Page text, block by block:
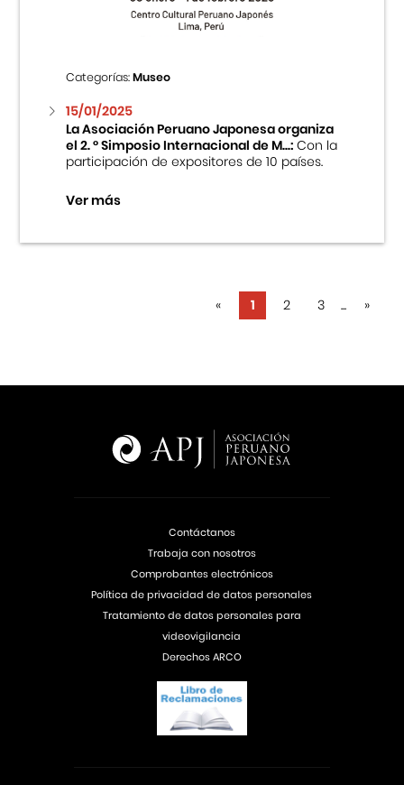
Categorías:Museo
15/01/2025
La Asociación Peruano Japonesa organiza
el 2. ° Simposio Internacional de M...:Con la
participación de expositores de 10 países.
Ver más
« 1 2 3 ... »
Contáctanos
Trabaja con nosotros
Comprobantes electrónicos
Política de privacidad de datos personales
Tratamiento de datos personales para
videovigilancia
Derechos ARCO